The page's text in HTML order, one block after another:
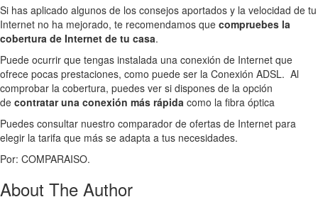
Si has aplicado algunos de los consejos aportados y la velocidad de tu
Internet no ha mejorado, te recomendamos que compruebes la
cobertura de Internet de tu casa.
Puede ocurrir que tengas instalada una conexión de Internet que
ofrece pocas prestaciones, como puede ser la Conexión ADSL. Al
comprobar la cobertura, puedes ver si dispones de la opción
de contratar una conexión más rápida como la fibra óptica
Puedes consultar nuestro comparador de ofertas de Internet para
elegir la tarifa que más se adapta a tus necesidades.
Por: COMPARAISO.
About The Author